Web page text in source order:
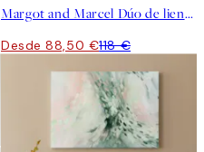
Margot and Marcel Dúo de lienzos
Desde 88,50 €118 €